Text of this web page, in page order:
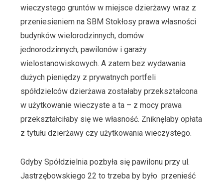
wieczystego gruntów w miejsce dzierżawy wraz z
przeniesieniem na SBM Stokłosy prawa własności
budynków wielorodzinnych, domów
jednorodzinnych, pawilonów i garaży
wielostanowiskowych. A zatem bez wydawania
dużych pieniędzy z prywatnych portfeli
spółdzielców dzierżawa zostałaby przekształcona
w użytkowanie wieczyste a ta – z mocy prawa
przekształciłaby się we własność. Zniknęłaby opłata
z tytułu dzierżawy czy użytkowania wieczystego.
Gdyby Spółdzielnia pozbyła się pawilonu przy ul.
Jastrzębowskiego 22 to trzeba by było przenieść